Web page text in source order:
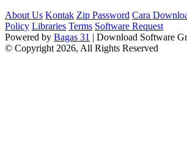
About Us Kontak Zip Password Cara
Policy Libraries Terms Software Request
Powered by Bagas 31 | Download Software
© Copyright 2026, All Rights Reserved